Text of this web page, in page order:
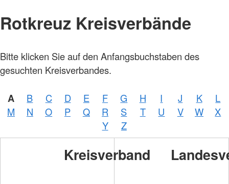
Rotkreuz Kreisverbände
Bitte klicken Sie auf den Anfangsbuchstaben des
gesuchten Kreisverbandes.
A B C D E F G H I J K
L
M
N O P Q R S T U V W
X
Y
Z
Kreisverband